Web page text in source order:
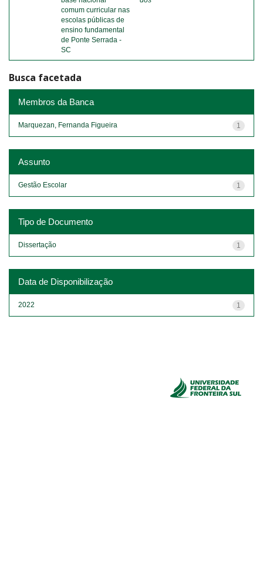
comum curricular nas
escolas públicas de
ensino fundamental
de Ponte Serrada -
SC
Busca facetada
Membros da Banca
1
Marquezan, Fernanda Figueira
Assunto
1
Gestão Escolar
Tipo de Documento
1
Dissertação
Data de Disponibilização
1
2022